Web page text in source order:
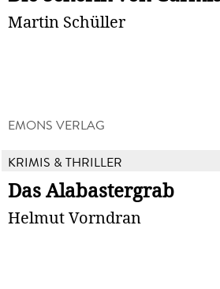
Martin Schüller
EMONS VERLAG
KRIMIS & THRILLER
Das Alabastergrab
Helmut Vorndran